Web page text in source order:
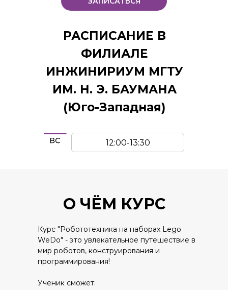
РАСПИСАНИЕ В
ФИЛИАЛЕ
ИНЖИНИРИУМ МГТУ
ИМ. Н. Э. БАУМАНА
(Юго-Западная)
12:00-13:30
О ЧЁМ КУРС
Курс "Робототехника на наборах Lego
WeDo" - это увлекательное путешествие в
мир роботов, конструирования и
программирования!
Ученик сможет: